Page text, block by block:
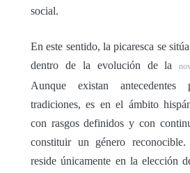
social.
En este sentido, la picaresca se
dentro de la evolución de la
Aunque existan antecedentes
tradiciones, es en el ámbito
con rasgos definidos y con
constituir un género
reside únicamente en la elección